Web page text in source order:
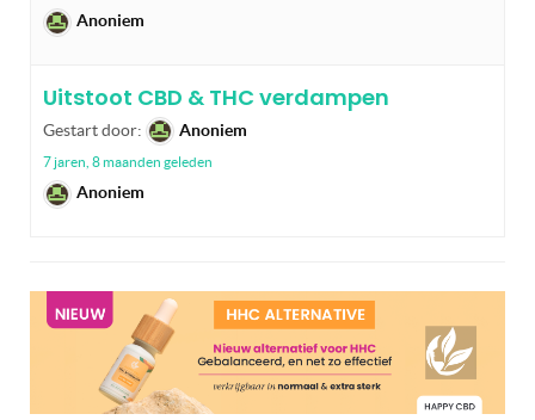
Anoniem
Uitstoot CBD & THC verdampen
Gestart door: Anoniem
7 jaren, 8 maanden geleden
Anoniem